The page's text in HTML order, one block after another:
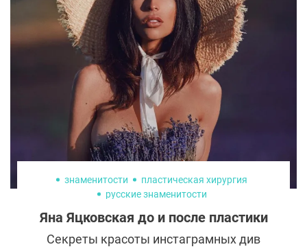
хорошую гигиену сна?
знаменитости
пластическая хирургия
русские знаменитости
Яна Яцковская до и после пластики
Секреты красоты инстаграмных див